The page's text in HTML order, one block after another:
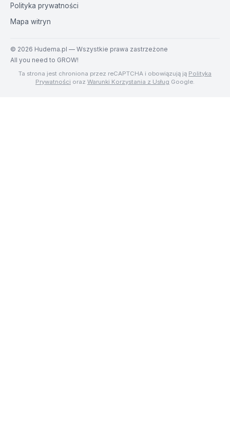
Polityka prywatności
Mapa witryn
© 2026 Hudema.pl — Wszystkie prawa zastrzeżone
All you need to GROW!
Ta strona jest chroniona przez reCAPTCHA i obowiązują ją Polityka
Prywatności oraz Warunki Korzystania z Usług Google.